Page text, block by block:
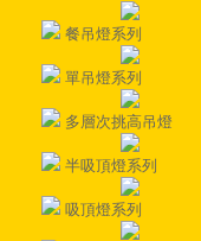
餐吊燈系列
單吊燈系列
多層次挑高吊燈
半吸頂燈系列
吸頂燈系列